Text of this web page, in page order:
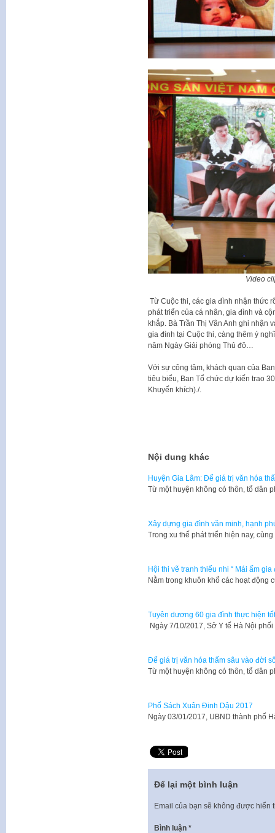
Video
Từ Cuộc thi, các gia đình nhận thức
phát triển của cá nhân, gia đình và
khắp. Bà Trần Thị Vân Anh ghi nhận
gia đình tại Cuộc thi, càng thêm ý
năm Ngày Giải phóng Thủ đô…
Với sự công tâm, khách quan của
tiêu biểu, Ban Tổ chức dự kiến trao
Khuyến khích)./.
Nội dung khác
Huyện Gia Lâm: Để giá trị văn hóa
Từ một huyện không có thôn, tổ dân
Xây dựng gia đình văn minh, hạnh
Trong xu thế phát triển hiện nay,
Hội thi vẽ tranh thiếu nhi “ Mái ấm gia
Nằm trong khuôn khổ các hoạt
Tuyên dương 60 gia đình thực hiện
Ngày 7/10/2017, Sở Y tế Hà Nội
Để giá trị văn hóa thấm sâu vào đời
Từ một huyện không có thôn, tổ dân
Phố Sách Xuân Đinh Dậu 2017
Ngày 03/01/2017, UBND thành phố
Để lại một bình luận
Email của bạn sẽ không được hiển
Bình luận *